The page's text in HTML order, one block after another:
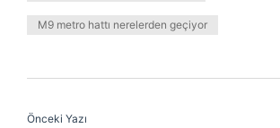
M9 metro hattı nerelerden geçiyor
Önceki Yazı